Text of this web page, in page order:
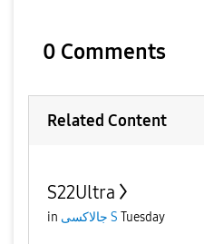
0 Comments
Related Content
S22Ultra
in جالاكسى S Tuesday